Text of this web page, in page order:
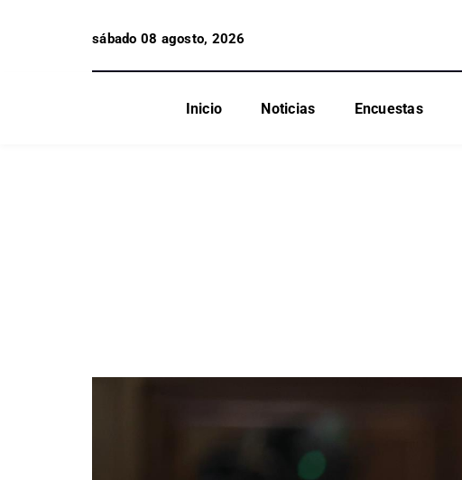
sábado 08 agosto, 2026
Inicio Noticias Encuestas